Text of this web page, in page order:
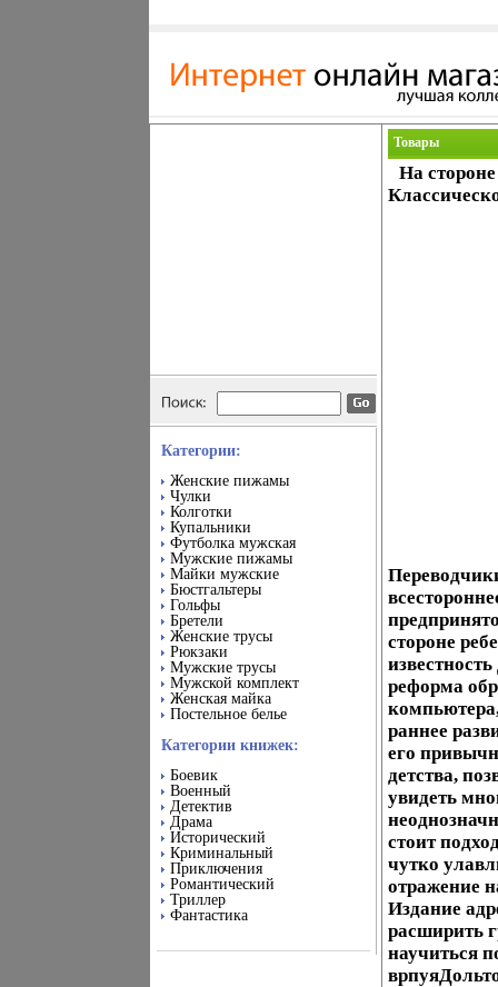
Категории:
Женские пижамы
Чулки
Колготки
Купальники
Футболка мужская
Мужские пижамы
Майки мужские
Бюстгальтеры
Гольфы
Бретели
Женские трусы
Рюкзаки
Мужские трусы
Мужской комплект
Женская майка
Постельное белье
Категории книжек:
Боевик
Военный
Детектив
Драма
Исторический
Криминальный
Приключения
Романтический
Триллер
Фантастика
Товары
На
стороне
реформа
раннее
его
детства,
увидеть
стоит
чутко
отражение
Издание
расширить
научиться